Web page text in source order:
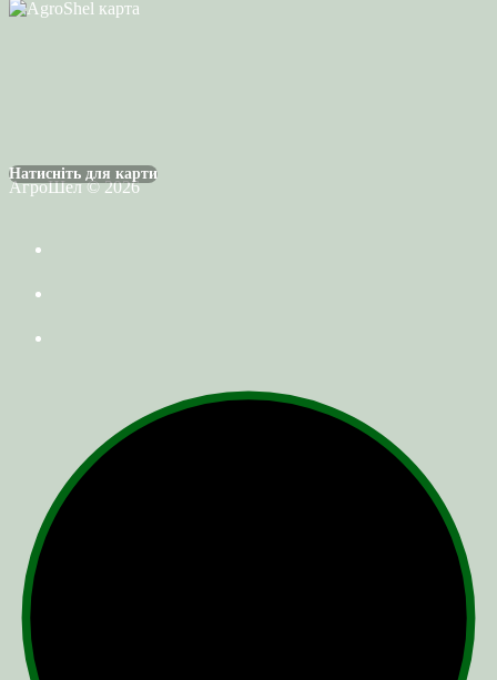
Натисніть для карти
АгроШел © 2026